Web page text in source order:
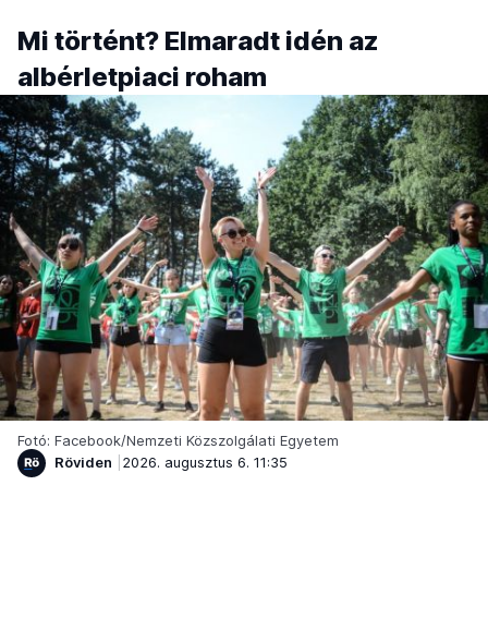
Mi történt? Elmaradt idén az
albérletpiaci roham
Fotó: Facebook/Nemzeti Közszolgálati Egyetem
Röviden
2026. augusztus 6. 11:35